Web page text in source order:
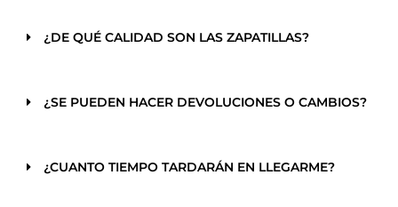
¿DE QUÉ CALIDAD SON LAS ZAPATILLAS?
¿SE PUEDEN HACER DEVOLUCIONES O CAMBIOS?
¿CUANTO TIEMPO TARDARÁN EN LLEGARME?